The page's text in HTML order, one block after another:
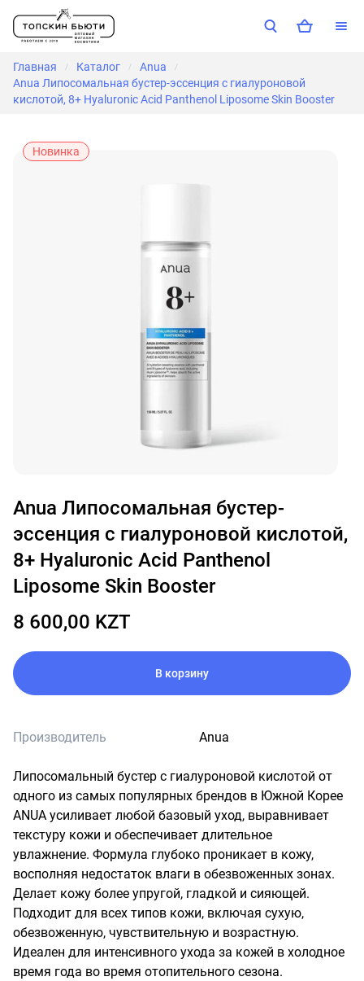
Главная / Каталог / Anua /
Anua Липосомальная бустер-эссенция с гиалуроновой
кислотой, 8+ Hyaluronic Acid Panthenol Liposome Skin Booster
Новинка
Anua Липосомальная бустер-
эссенция с гиалуроновой кислотой,
8+ Hyaluronic Acid Panthenol
Liposome Skin Booster
8 600,00 KZT
В корзину
Производитель Anua
Липосомальный бустер с гиалуроновой кислотой от
одного из самых популярных брендов в Южной Корее
ANUA усиливает любой базовый уход, выравнивает
текстуру кожи и обеспечивает длительное
увлажнение. Формула глубоко проникает в кожу,
восполняя недостаток влаги в обезвоженных зонах.
Делает кожу более упругой, гладкой и сияющей.
Подходит для всех типов кожи, включая сухую,
обезвоженную, чувствительную и возрастную.
Идеален для интенсивного ухода за кожей в холодное
время года во время отопительного сезона.